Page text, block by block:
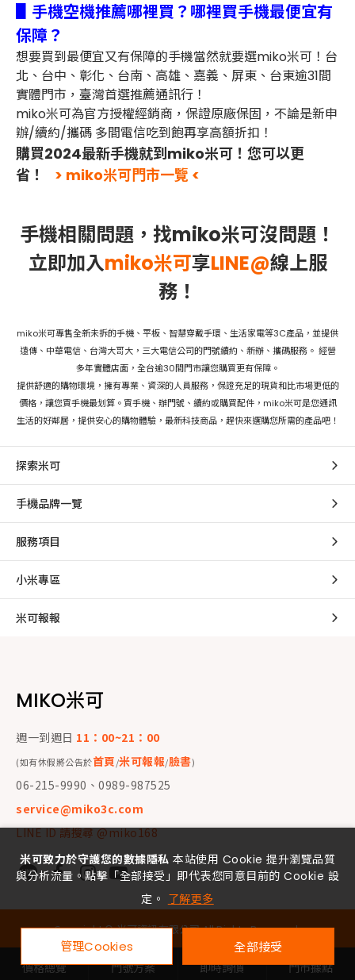
▋手機空機推薦哪裡買？哪裡買手機最便宜有
保障？
想要買到最便宜又有保障的手機當然就要選miko米可！台
北、台中、彰化、台南、高雄、嘉義、屏東、台東逾31間
實體門市，臺灣首選推薦通訊行！
miko米可為官方授權經銷商，保證原廠保固，不論是新申
辦/續約/攜碼 多間電信吃到飽再享高額折扣！
購買2024最新手機就到miko米可！您可以更
省！
> miko米可門市一覽 <
手機相關問題，找miko米可沒問題！
立即加入miko米可享LINE@線上服
務！
miko米可專售全新未拆的手機、平板、智慧穿戴手環、生活家電等3C產品，並提供
遠傳、中華電信、台灣大哥大，三大電信公司的門號續約、新辦、攜碼服務。 經營
多年實體店面，全台逾30間門市讓您購買更有保障。
提供舒適的購物環境，擁有專業、資深的人員服務，保證充足的現貨和比市場更低的
價格，讓您買手機最划算。買手機、辦門號、續約或購買配件，miko米可是您通訊
生活的好鄰居，提供安心的購物體驗，最新科技商品，趕快來選購您所需的產品吧！
探索米可
手機品牌一覽
服務項目
小米專區
米可報報
MIKO米可
週一到週日 11：00~21：00
(如有休假將公告於首頁/米可報報/臉書)
06-215-9990、0989-987525
service@miko3c.com
LINE ID 請搜尋 @miko168
Copyright ©米可資訊有限公司All Rights Reserved.
價格總覽 門號方案 即時詢價 門市據點
米可致力於守護您的數據隱私 本站使用 Cookie 提升瀏覽品質
與分析流量。點擊「全部接受」即代表您同意目前的 Cookie 設
定。 了解更多
管理Cookies 全部接受